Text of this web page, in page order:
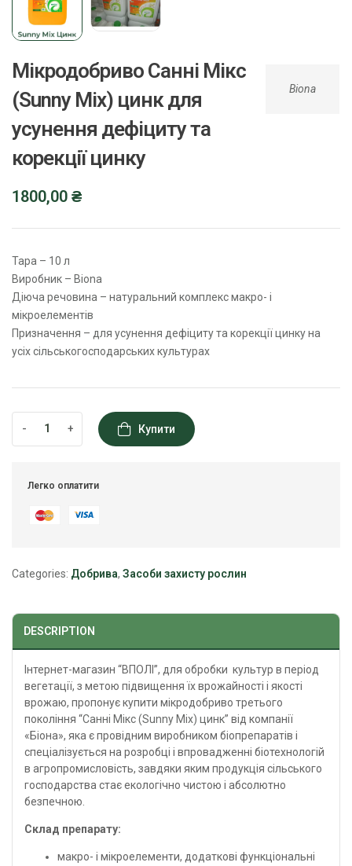
Biona
Мікродобриво Санні Мікс
(Sunny Mix) цинк для
усунення дефіциту та
корекції цинку
1800,00 ₴
Тара – 10 л
Виробник – Biona
Діюча речовина – натуральний комплекс макро- і
мікроелементів
Призначення – для усунення дефіциту та корекції цинку на
усіх сільськогосподарських культурах
- + Купити
Легко оплатити
Categories: Добрива, Засоби захисту рослин
DESCRIPTION
Інтернет-магазин “ВПОЛІ”, для обробки культур в період
вегетації, з метою підвищення їх врожайності і якості
врожаю, пропонує купити мікродобриво третього
покоління “Санні Мікс (Sunny Mix) цинк” від компанії
«Біона», яка є провідним виробником біопрепаратів і
спеціалізується на розробці і впровадженні біотехнологій
в агропромисловість, завдяки яким продукція сільського
господарства стає екологічно чистою і абсолютно
безпечною.
Склад препарату:
макро- і мікроелементи, додаткові функціональні